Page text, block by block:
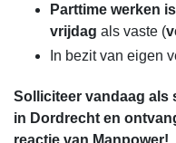
Parttime werken
vrijdag als vaste (
In bezit van eigen
Solliciteer vandaag als
in Dordrecht en